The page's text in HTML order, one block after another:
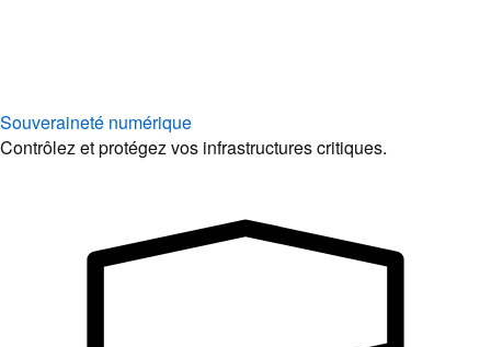
Souveraineté numérique
Contrôlez et protégez vos infrastructures critiques.